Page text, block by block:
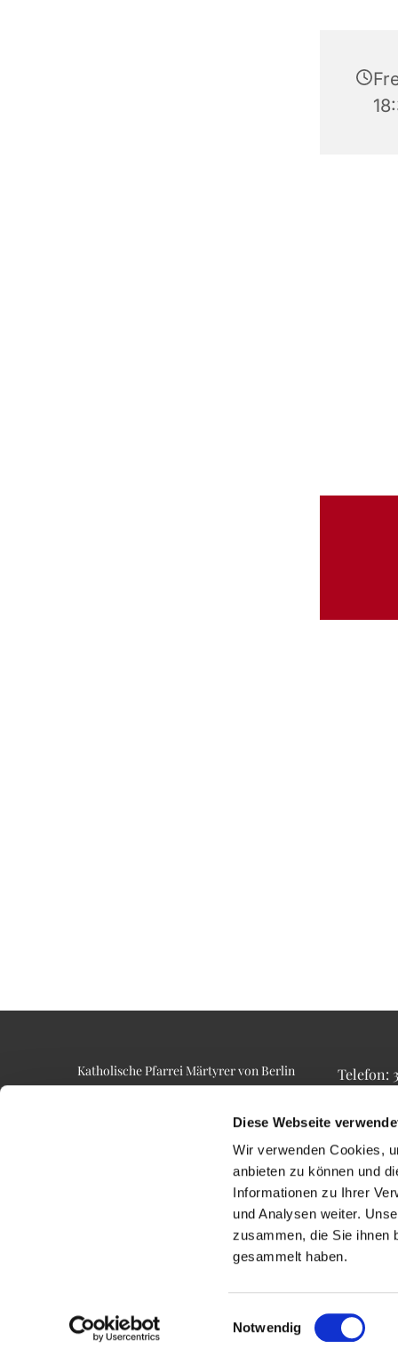
Diese Webseite
Wir verwenden Cookies,
anbieten zu können und
Informationen zu Ihrer
und Analysen weiter.
zusammen, die Sie ihnen
gesammelt haben.
Einwilligungsauswahl
Notwendig
Katholische Pfarrei Märtyrer von Berlin
Alt-Lietzow 23
Telefon:
Email: